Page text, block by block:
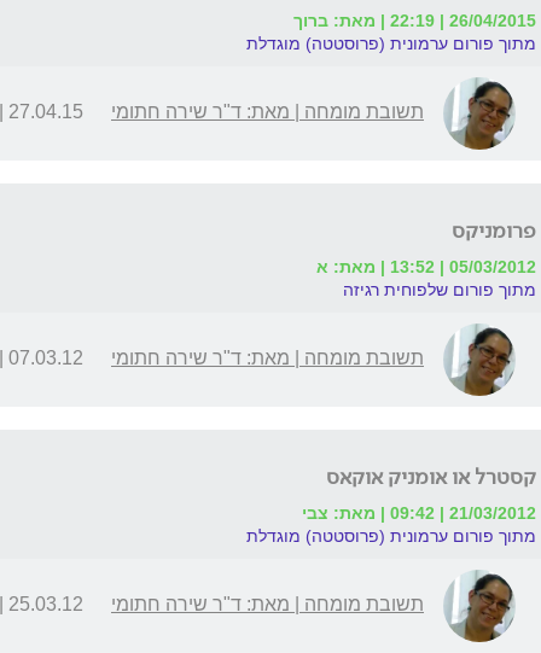
26/04/2015 | 22:19 | מאת: ברוך
מתוך פורום ערמונית (פרוסטטה) מוגדלת
תשובת מומחה | מאת: ד"ר שירה חתומי 27.04.15 | 14:00
פרומניקס
05/03/2012 | 13:52 | מאת: א
מתוך פורום שלפוחית רגיזה
תשובת מומחה | מאת: ד"ר שירה חתומי 07.03.12 | 18:08
קסטרל או אומניק אוקאס
21/03/2012 | 09:42 | מאת: צבי
מתוך פורום ערמונית (פרוסטטה) מוגדלת
תשובת מומחה | מאת: ד"ר שירה חתומי 25.03.12 | 11:56